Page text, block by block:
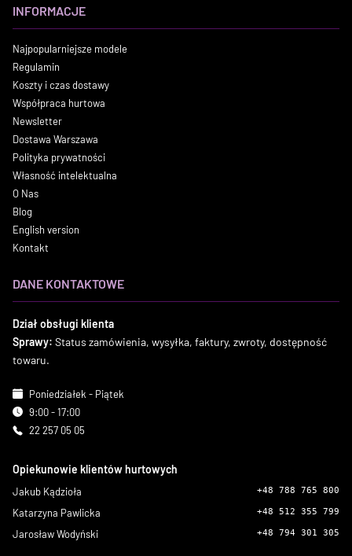
INFORMACJE
Najpopularniejsze modele
Regulamin
Koszty i czas dostawy
Współpraca hurtowa
Newsletter
Dostawa Warszawa
Polityka prywatności
Własność intelektualna
O Nas
Blog
English version
Kontakt
DANE KONTAKTOWE
Dział obsługi klienta
Sprawy: Status zamówienia, wysyłka, faktury, zwroty, dostępność
towaru.
Poniedziałek - Piątek
9:00 - 17:00
22 257 05 05
Opiekunowie klientów hurtowych
Jakub Kądzioła +48 788 765 800
Katarzyna Pawlicka +48 512 355 799
Jarosław Wodyński +48 794 301 305